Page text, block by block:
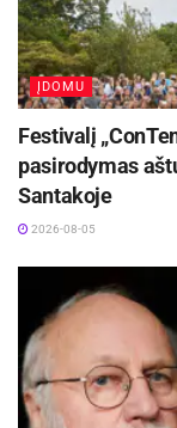
Šaltinis
/zemes-ukio-
situacijoje-
ĮDOMU
Festivalį
pasirodymas
Santakoje
2026-08-05